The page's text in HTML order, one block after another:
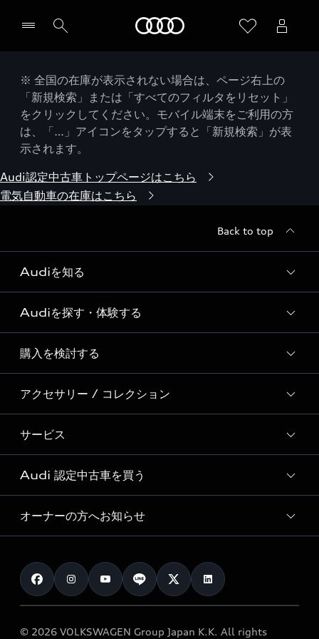
※ 全国の在庫が表示されない場合は、ページ右上の
「新規検索」または「すべてのフィルタをリセット」
をクリックしてください。モバイル端末をご利用の方
は、「…」アイコンをタップすると「新規検索」が表
示されます。
Audi認定中古車トップページはこちら
電気自動車の在庫はこちら
Back to top
Audiを知る
Audi ブランド
Story of Progress
Audi Sport
Formula 1®
デジタルサービス
Audiを探す・体験する
ディーラー検索
新車在庫検索
試乗車・展示車検索
見積り依頼
試乗予約
購入を検討する
モデル一覧
特別仕様モデル / 限定モデル
e-tronラインアップ
価格シミュレーション
車両比較
カタログ一覧
アクセサリー / コレクション
純正アクセサリー
オンラインショップ
Audi collection
アウディナビアプリ
サービス
サービス入庫予約
サービスプログラム
メンテナンス
車検 / 定期点検
e-tronアフターサポート
Audi 認定中古車を買う
Audi認定中古車
クオリティ
保証
メンテナンス
オーナーの方へお知らせ
お知らせ
オーナー様向けキャンペーン
© 2026 VOLKSWAGEN Group Japan K.K. All rights